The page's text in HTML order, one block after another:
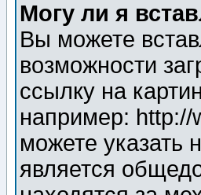
Могу ли я
Вы можете
возможности
ссылку на
например:
можете указать
является